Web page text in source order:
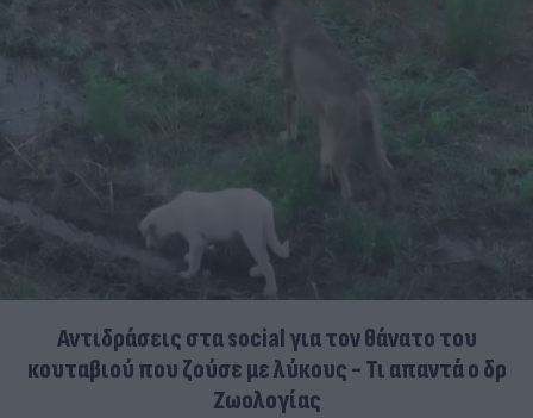
Αντιδράσεις στα social για τον θάνατο του
κουταβιού που ζούσε με λύκους - Τι απαντά ο δρ
Ζωολογίας